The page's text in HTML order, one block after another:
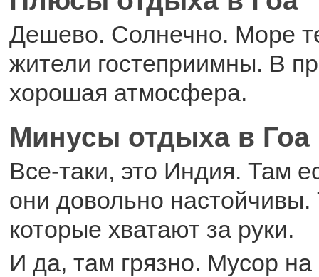
Дешево. Солнечно. Море
жители гостеприимны. В
хорошая атмосфера.
Минусы отдыха в Гоа
Все-таки, это Индия. Там
они довольно настойчивы.
которые хватают за руки.
И да, там грязно. Мусор на